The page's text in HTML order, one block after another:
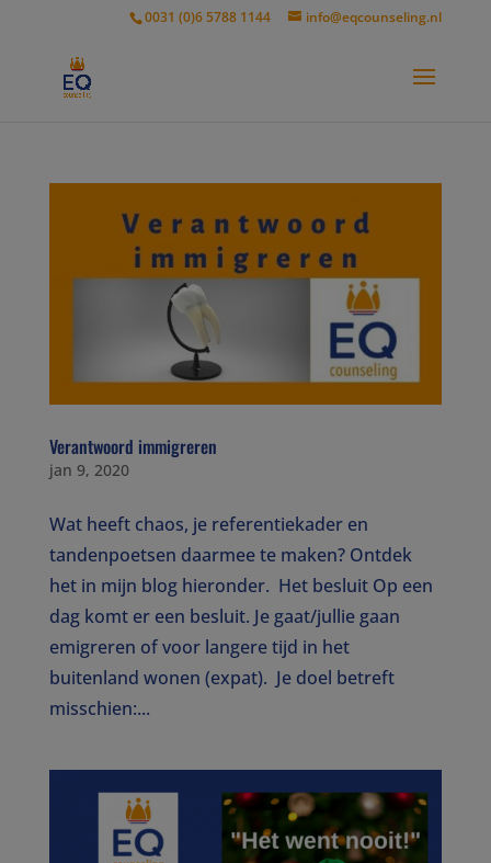
0031 (0)6 5788 1144 info@eqcounseling.nl
Verantwoord immigreren
jan 9, 2020
Wat heeft chaos, je referentiekader en
tandenpoetsen daarmee te maken? Ontdek
het in mijn blog hieronder. Het besluit Op een
dag komt er een besluit. Je gaat/jullie gaan
emigreren of voor langere tijd in het
buitenland wonen (expat). Je doel betreft
misschien:...
modal-check